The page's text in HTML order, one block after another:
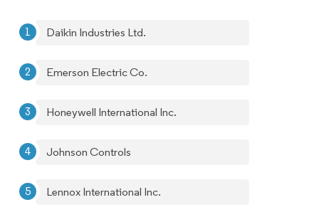
Daikin Industries Ltd.
Emerson Electric Co.
Honeywell International Inc.
Johnson Controls
Lennox International Inc.